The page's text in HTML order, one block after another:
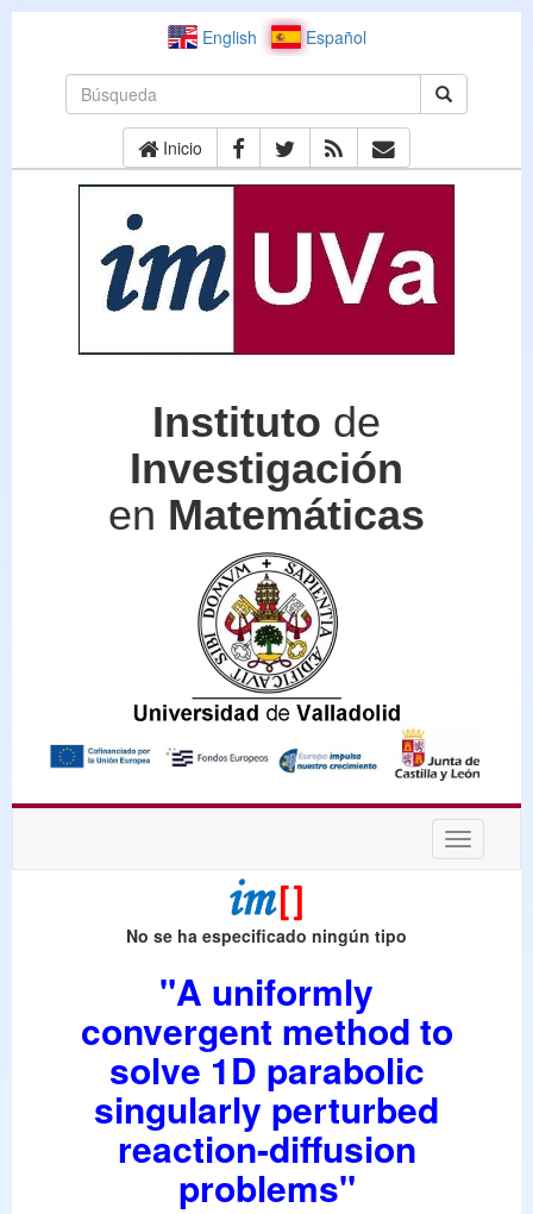
English Español
Inicio
Instituto de
Investigación
en Matemáticas
Desplegar
No se ha especificado ningún tipo
"A uniformly
convergent method to
solve 1D parabolic
singularly perturbed
reaction-diffusion
problems"